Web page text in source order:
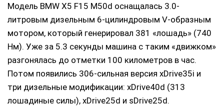
Модель BMW X5 F15 M50d оснащалась 3.0-
литровым дизельным 6-цилиндровым V-образным
мотором, который генерировал 381 «лошадь» (740
Нм). Уже за 5.3 секунды машина с таким «движком»
разгонялась до отметки 100 километров в час.
Потом появились 306-сильная версия xDrive35i и
три дизельные модификации: xDrive40d (313
лошадиные силы), xDrive25d и sDrive25d.